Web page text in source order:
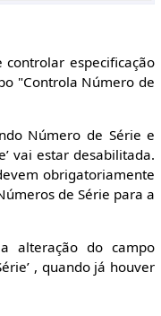
especificação
"Controla Número de
Número de Série e
vai estar desabilitada.
obrigatoriamente
de Série para a
alteração do campo
, quando já houver